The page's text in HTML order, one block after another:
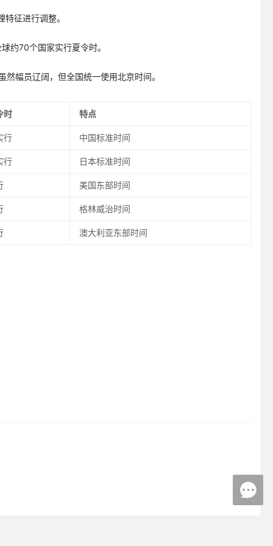
征进行调整。
约70个国家实行夏令时。
幅员辽阔，但全国统一使用北京时间。
时 特点
行 中国标准时间
行 日本标准时间
美国东部时间
格林威治时间
澳大利亚东部时间